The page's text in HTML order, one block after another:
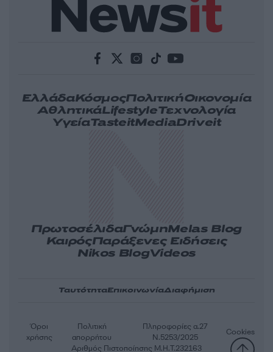
ΕλλάδαΚόσμοςΠολιτικήΟικονομία
ΑθλητικάLifestyleΤεχνολογία
ΥγείαTasteitMediaDriveit
ΠρωτοσέλιδαΓνώμηMelas Blog
ΚαιρόςΠαράξενες Ειδήσεις
Nikos BlogVideos
ΤαυτότηταΕπικοινωνίαΔιαφήμιση
Αριθμός Πιστοποίησης Μ.Η.Τ.232163
Όροι
χρήσης
Πολιτική
απορρήτου
Πληροφορίες α.27
Ν.5253/2025
Cookies